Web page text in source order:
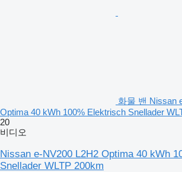
화물 밴 Nissan
Optima 40 kWh 100% Elektrisch Snellader
20
비디오
Nissan e-NV200 L2H2 Optima 40 kWh
Snellader WLTP 200km